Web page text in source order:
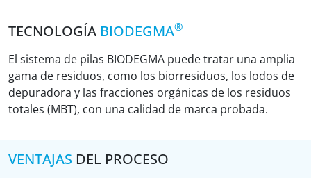
TECNOLOGÍA BIODEGMA®
El sistema de pilas BIODEGMA puede tratar una amplia
gama de residuos, como los biorresiduos, los lodos de
depuradora y las fracciones orgánicas de los residuos
totales (MBT), con una calidad de marca probada.
VENTAJAS DEL PROCESO